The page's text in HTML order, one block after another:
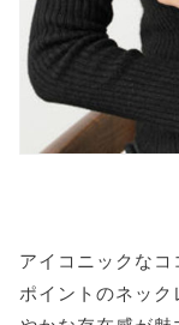
アイコニックな
ポイントのネッ